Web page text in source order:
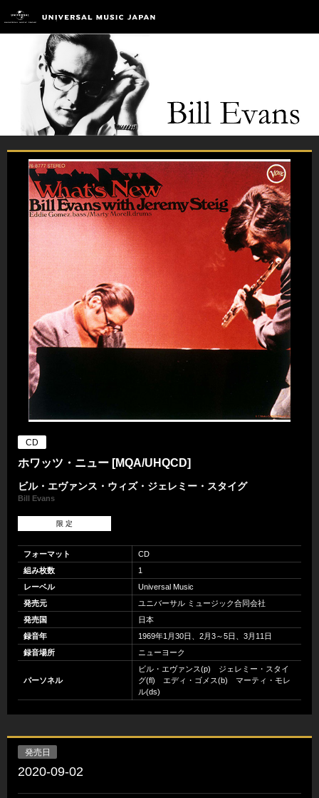
CD
ホワッツ・ニュー [MQA/UHQCD]
ビル・エヴァンス・ウィズ・ジェレミー・スタイグ
Bill Evans
限 定
フォーマット
CD
組み枚数
1
レーベル
Universal Music
発売元
ユニバーサル ミュージック合同会社
発売国
日本
録音年
1969年1月30日、2月3～5日、3月11日
録音場所
ニューヨーク
パーソネル
ビル・エヴァンス(p) ジェレミー・スタイ
グ(fl) エディ・ゴメス(b) マーティ・モレ
ル(ds)
発売日
2020-09-02